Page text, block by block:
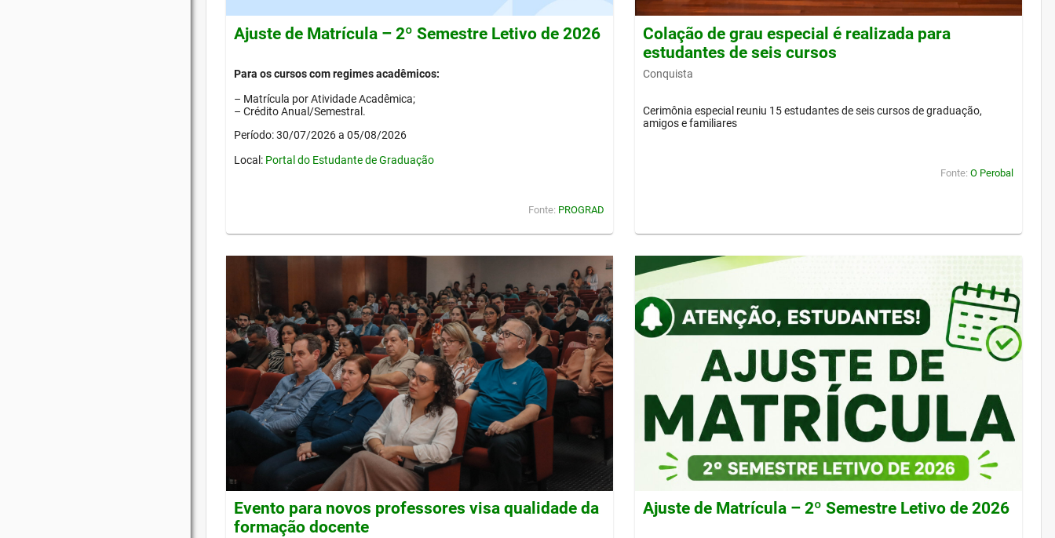
Ajuste de Matrícula – 2º Semestre Letivo de 2026
Para os cursos com regimes acadêmicos:
– Matrícula por Atividade Acadêmica;
– Crédito Anual/Semestral.
Período: 30/07/2026 a 05/08/2026
Local: Portal do Estudante de Graduação
Fonte: PROGRAD
Colação de grau especial é realizada para
estudantes de seis cursos
Conquista
Cerimônia especial reuniu 15 estudantes de seis cursos de graduação,
amigos e familiares
Fonte: O Perobal
Evento para novos professores visa qualidade da
formação docente
Ajuste de Matrícula – 2º Semestre Letivo de 2026